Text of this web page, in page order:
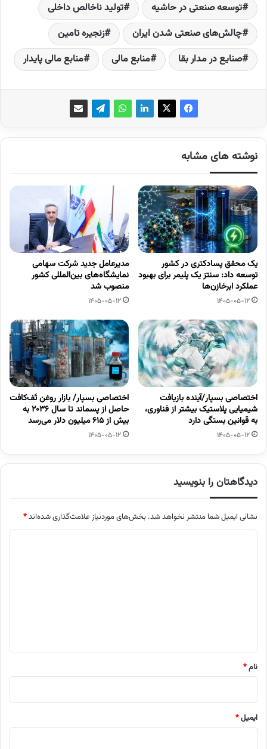
توسعه صنعتی در حاشیه
تولید ناخالص داخلی
چالش‌های صنعتی شدن ایران
زنجیره تامین
صنایع در مدار بقا
منابع مالی منابع مالی پایدار
نوشته های مشابه
یک محقق پسادکتری در کشور
توسعه داد: سنتز یک پلیمر برای بهبود
عملکرد ابرخازن‌ها
1405-05-12
مدیرعامل جدید شرکت سهامی
نمایشگاه‌های بین‌المللی کشور
منصوب شد
1405-05-12
اختصاصی بسپار/آینده بازیافت
شیمیایی پلاستیک بیشتر از فناوری،
به قوانین بستگی دارد
1405-05-12
اختصاصی بسپار/ بازار روغن تَف‌کافت
حاصل از پسماند تا سال ۲۰۳۶ به
بیش از ۶۱۵ میلیون دلار می‌رسد
1405-05-12
دیدگاهتان را بنویسید
نشانی ایمیل شما منتشر نخواهد شد. بخش‌های موردنیاز علامت‌گذاری شده‌اند*
نام*
ایمیل*